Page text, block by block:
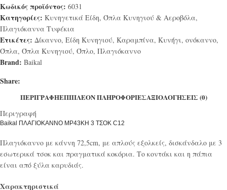
Κωδικός προϊόντος: 6031
Κατηγορίες: Κυνηγετικά Είδη, Όπλα Κυνηγιού & Αεροβόλα,
Πλαγιόκαννα Τυφέκια
Ετικέτες: Δίκαννο, Είδη Κυνηγιού, Καραμπίνα, Κυνήγι, ονόκαννο,
Όπλα, Όπλα Κυνηγιού, Όπλο, Πλαγιόκαννο
Brand: Baikal
Share:
ΠΕΡΙΓΡΑΦΉΕΠΙΠΛΈΟΝ ΠΛΗΡΟΦΟΡΊΕΣΑΞΙΟΛΟΓΉΣΕΙΣ (0)
Περιγραφή
Baikal ΠΛΑΓΙΟΚΑΝΝΟ MP43KH 3 ΤΣΟΚ C12
Πλαγιόκαννο με κάννη 72,5cm, με απλούς εξολκείς, δισκάνδαλο με 3
εσωτερικά τσοκ και πραγματικά κοκόρια. Το κοντάκι και η πάπια
είναι από ξύλα καρυδιάς.
Χαρακτηριστικά